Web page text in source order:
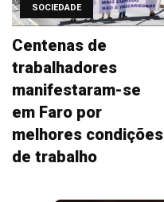
SOCIEDADE
Centenas de
trabalhadores
manifestaram-se
em Faro por
melhores condições
de trabalho